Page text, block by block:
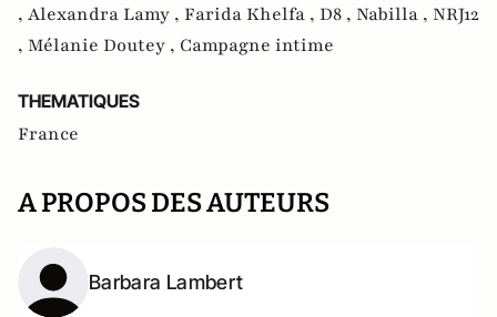
, Alexandra Lamy , Farida Khelfa , D8 , Nabilla , NRJ12
, Mélanie Doutey , Campagne intime
THEMATIQUES
France
A PROPOS DES AUTEURS
Barbara Lambert